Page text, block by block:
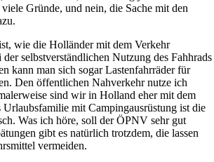
Gründe, und nein, die Sache mit den
wie die Holländer mit dem Verkehr
selbstverständlichen Nutzung des Fahhrads
kann man sich sogar Lastenfahrräder für
Den öffentlichen Nahverkehr nutze ich
sind wir in Holland eher mit dem
Urlaubsfamilie mit Campingausrüstung ist die
Was ich höre, soll der ÖPNV sehr gut
gibt es natürlich trotzdem, die lassen
vermeiden.